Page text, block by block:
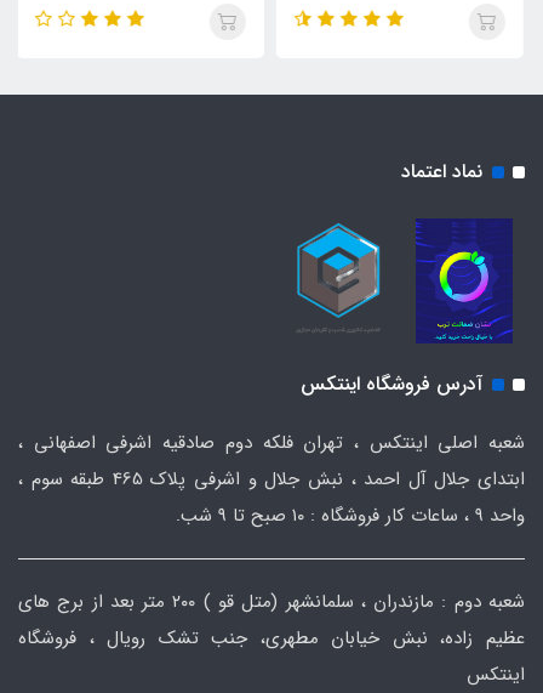
نماد اعتماد
آدرس فروشگاه اینتکس
شعبه اصلی اینتکس ، تهران فلکه دوم صادقیه اشرفی اصفهانی ،
ابتدای جلال آل احمد ، نبش جلال و اشرفی پلاک 465 طبقه سوم ،
واحد ۹ ، ساعات کار فروشگاه : ۱۰ صبح تا ۹ شب.
شعبه دوم : مازندران ، سلمانشهر (متل قو ) ۲۰۰ متر بعد از برج های
عظیم زاده، نبش خیابان مطهری، جنب تشک رویال ، فروشگاه
اینتکس